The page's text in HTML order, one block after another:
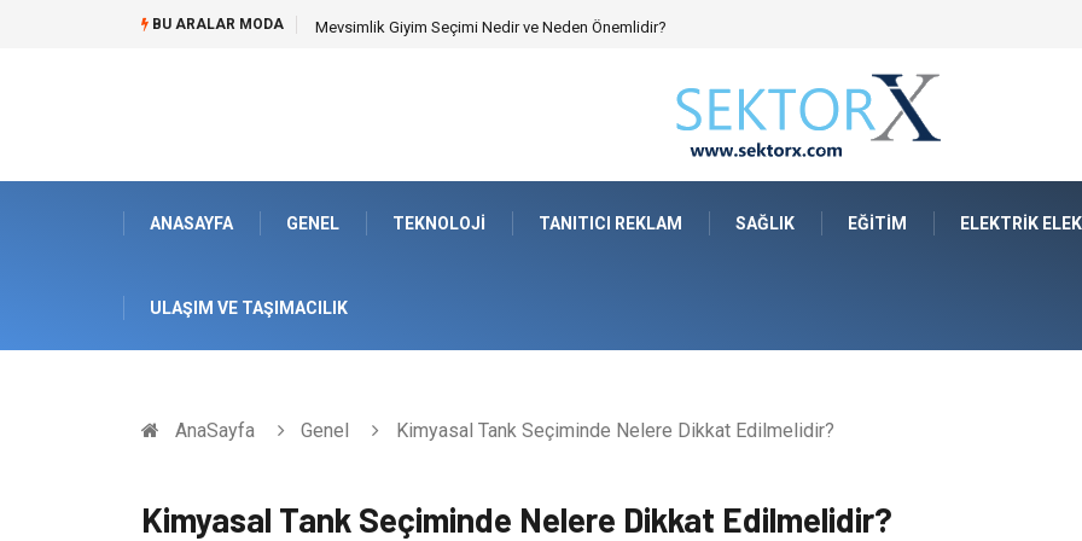
BU ARALAR MODA Hansgrohe Ankastre Duş Seti Banyo Mimarisinde Konforu Nasıl Şekillendirir?
ANASAYFA GENEL TEKNOLOJI TANITICI REKLAM SAĞLIK EĞITIM ELEKTRIK
ULAŞIM VE TAŞIMACILIK
AnaSayfa Genel Kimyasal Tank Seçiminde Nelere Dikkat Edilmelidir?
Kimyasal Tank Seçiminde Nelere Dikkat Edilmelidir?